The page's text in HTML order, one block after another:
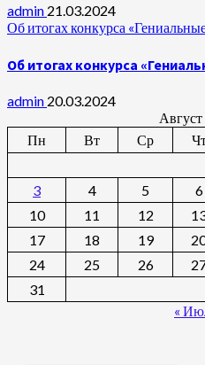
admin 21.03.2024
Об итогах конкурса
Об итогах конкурса
admin 20.03.2024
Пн
Вт Ср
3
4 5 6
10
11 12
17
18 19
24
25 26
31
«